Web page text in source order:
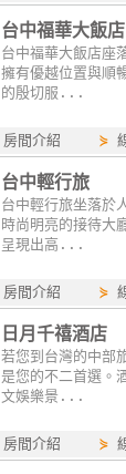
台中福華大飯
台中福華大飯店座
擁有優越位置與順
的殷切服...
房間介紹 ⋟
台中輕行旅
台中輕行旅坐落於
時尚明亮的接待大
呈現出高...
房間介紹 ⋟
日月千禧酒店
若您到台灣的中部
是您的不二首選。
文娛樂景...
房間介紹 ⋟